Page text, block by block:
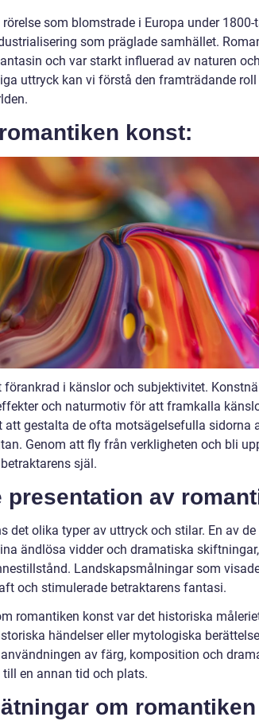
som blomstrade i Europa under
som präglade samhället.
och var starkt influerad av naturen
uttryck kan vi förstå den framträdande
konst:
i känslor och subjektivitet.
och naturmotiv för att framkalla
att gestalta de ofta motsägelsefulla sidorna
Genom att fly från verkligheten och bli
själ.
presentation av
det olika typer av uttryck och stilar. En av
ändlösa vidder och dramatiska
Landskapsmålningar som
och stimulerade betraktarens fantasi.
romantiken konst var det historiska
händelser eller mytologiska
av färg, komposition och
en annan tid och plats.
om